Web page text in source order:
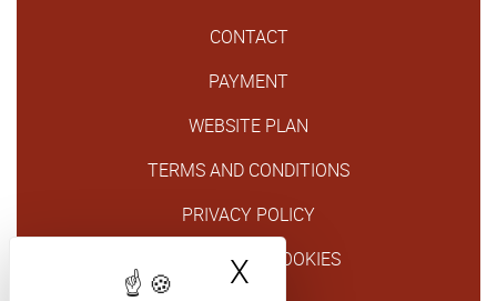
X Hide cookie
CONTACT
PAYMENT
WEBSITE PLAN
TERMS AND CONDITIONS
PRIVACY POLICY
GESTION DES COOKIES